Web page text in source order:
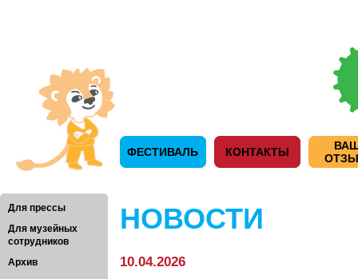
ФЕСТИВАЛЬ КОНТАКТЫ
Для прессы
Для музейных
сотрудников
Архив
НОВОСТИ
10.04.2026